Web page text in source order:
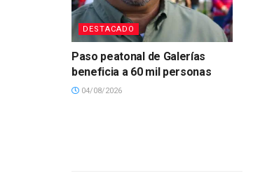
DESTACADO
Paso peatonal de Galerías
beneficia a 60 mil personas
04/08/2026